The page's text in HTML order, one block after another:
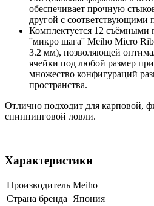
обеспечивает прочную
другой с соответствующими
Комплектуется 12 съёмными
''микро шага'' Meiho Micro Rib
3.2 мм), позволяющей
ячейки под любой размер
множество конфигураций
пространства.
Отлично подходит для карповой,
спиннинговой ловли.
Характеристики
Производитель Meiho
Страна бренда Япония